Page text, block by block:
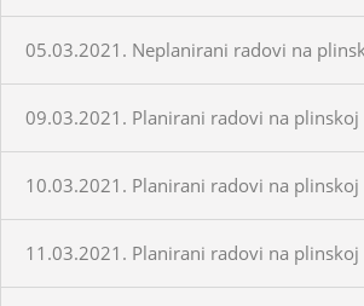
05.03.2021. Neplanirani radovi na
09.03.2021. Planirani radovi na
10.03.2021. Planirani radovi na
11.03.2021. Planirani radovi na